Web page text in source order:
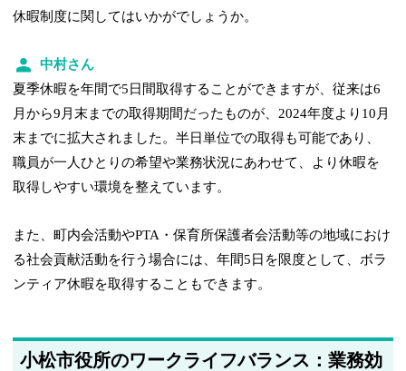
休暇制度に関してはいかがでしょうか。
中村さん
夏季休暇を年間で5日間取得することができますが、従来は6
月から9月末までの取得期間だったものが、2024年度より10月
末までに拡大されました。半日単位での取得も可能であり、
職員が一人ひとりの希望や業務状況にあわせて、より休暇を
取得しやすい環境を整えています。
また、町内会活動やPTA・保育所保護者会活動等の地域におけ
る社会貢献活動を行う場合には、年間5日を限度として、ボラ
ンティア休暇を取得することもできます。
小松市役所のワークライフバランス：業務効